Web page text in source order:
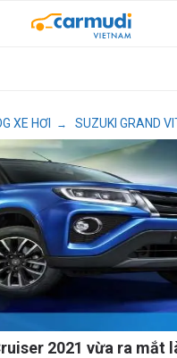
XE HƠI → SUZUKI GRAND
2021 vừa ra mắt